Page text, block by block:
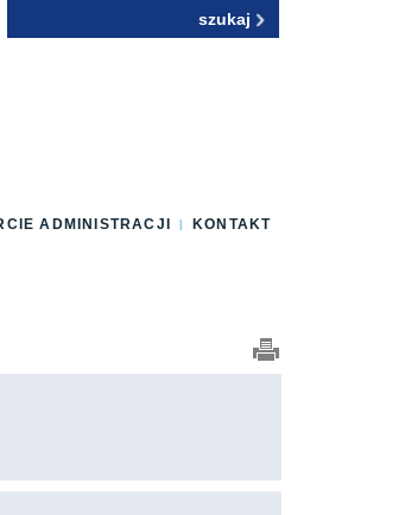
ADMINISTRACJI KONTAKT